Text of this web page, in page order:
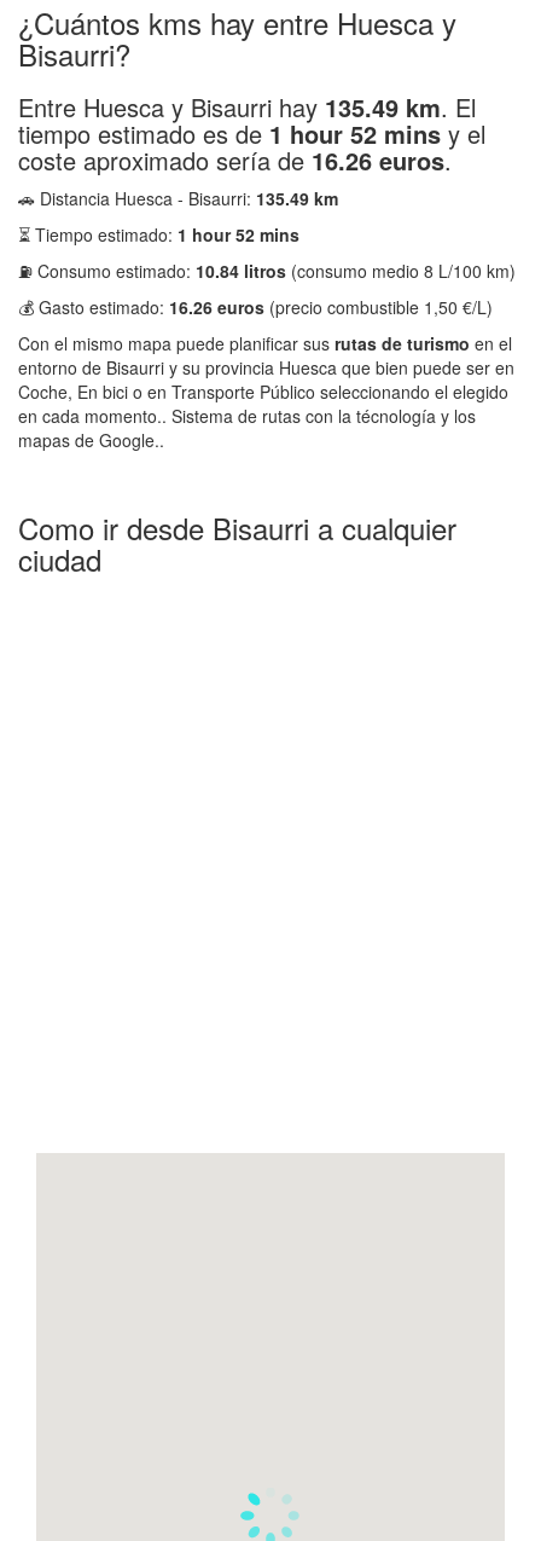
¿Cuántos kms hay entre Huesca y
Bisaurri?
Entre Huesca y Bisaurri hay 135.49 km. El
tiempo estimado es de 1 hour 52 mins y el
coste aproximado sería de 16.26 euros.
🚗 Distancia Huesca - Bisaurri: 135.49 km
⏳ Tiempo estimado: 1 hour 52 mins
⛽ Consumo estimado: 10.84 litros (consumo medio 8 L/100 km)
💰 Gasto estimado: 16.26 euros (precio combustible 1,50 €/L)
Con el mismo mapa puede planificar sus rutas de turismo en el
entorno de Bisaurri y su provincia Huesca que bien puede ser en
Coche, En bici o en Transporte Público seleccionando el elegido
en cada momento.. Sistema de rutas con la técnología y los
mapas de Google..
Como ir desde Bisaurri a cualquier
ciudad